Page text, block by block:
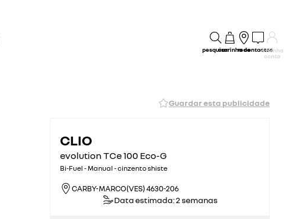
pesquisarcarrinhoredecontactosa minha
conta
Guardar esta publicidade
CLIO
evolution TCe 100 Eco-G
Bi-Fuel - Manual - cinzento shiste
CARBY-MARCO(VES) 4630-206
Data estimada: 2 semanas